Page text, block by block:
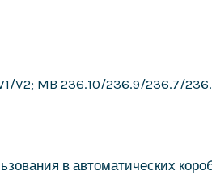
V2; MB 236.10/236.9/236.7/
в автоматических